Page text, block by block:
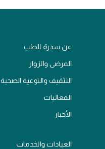
عن سدرة للطب
المرضى والزوار
التثقيف والتوعية الصحية
الفعاليات
الأخبار
العيادات والخدمات